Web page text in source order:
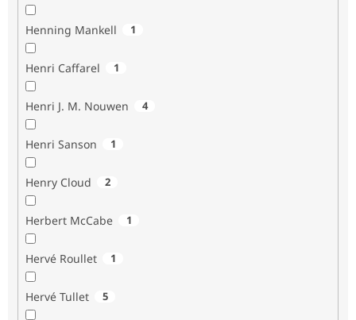
Henning Mankell 1
Henri Caffarel 1
Henri J. M. Nouwen 4
Henri Sanson 1
Henry Cloud 2
Herbert McCabe 1
Hervé Roullet 1
Hervé Tullet 5